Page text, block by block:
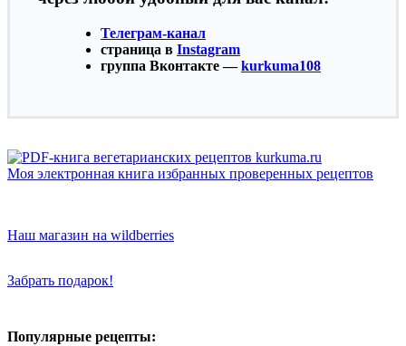
Телеграм-канал
страница в Instagram
группа Вконтакте —kurkuma108
Моя электронная книга избранных проверенных рецептов
Наш магазин на wildberries
Забрать подарок!
Популярные рецепты: